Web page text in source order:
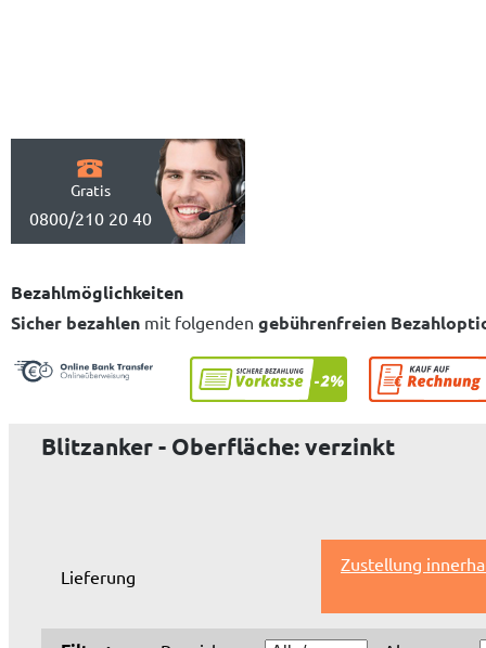
Gratis
0800/210 20 40
Bezahlmöglichkeiten
Sicher bezahlen mit folgenden gebührenfreien
Blitzanker - Oberfläche: verzinkt
Lieferung
Zustellung